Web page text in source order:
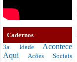
Cadernos
3a. Idade Acontece
Aqui Acões Sociais